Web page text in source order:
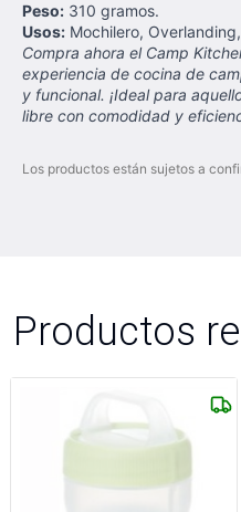
Peso: 310 gramos.
Usos: Mochilero,
Compra ahora el Camp
experiencia de cocina de
y funcional. ¡Ideal para
libre con comodidad y
Los productos están sujetos a
Productos